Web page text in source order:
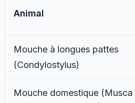
Animal
Mouche à longues pattes
(Condylostylus)
Mouche domestique (Musca